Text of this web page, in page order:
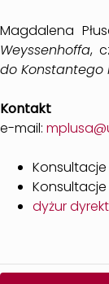
Magdalena
Weyssenhoffa,
do Konstantego
Kontakt
e-mail:
Konsultacje
dyżur